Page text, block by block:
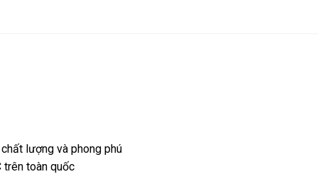
lượng và phong phú
trên toàn quốc